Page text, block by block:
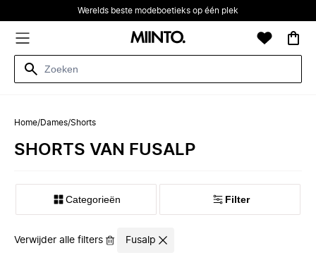
Werelds beste modeboetieks op één plek
Home/Dames/Shorts
SHORTS VAN FUSALP
Categorieën Filter
Verwijder alle filters Fusalp